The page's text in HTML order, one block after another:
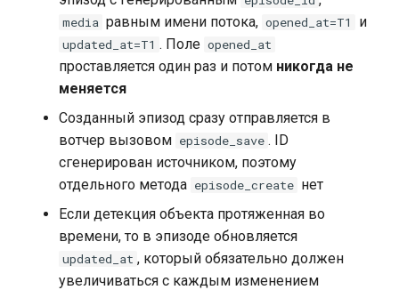
media равным имени потока, opened_at=T1 и
updated_at=T1 . Поле opened_at
проставляется один раз и потом никогда не
меняется
Созданный эпизод сразу отправляется в
вотчер вызовом episode_save . ID
сгенерирован источником, поэтому
отдельного метода episode_create нет
Если детекция объекта протяженная во
времени, то в эпизоде обновляется
updated_at , который обязательно должен
увеличиваться с каждым изменением